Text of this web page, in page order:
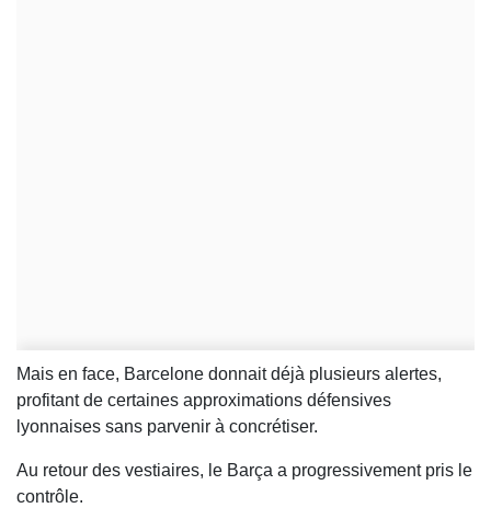
Mais en face, Barcelone donnait déjà plusieurs alertes,
profitant de certaines approximations défensives
lyonnaises sans parvenir à concrétiser.
Au retour des vestiaires, le Barça a progressivement pris le
contrôle.